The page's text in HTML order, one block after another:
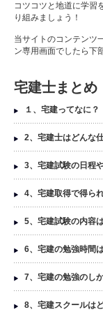
コツコツと地道に学習
り組みましょう！
当サイトのコンテンツ
ン専用画面でしたら下
宅建士まとめ
１、宅建ってなに？
2、宅建士はどんな
3、宅建試験の日程
4、宅建取得で得ら
5、宅建試験の内容
6、宅建の勉強時間
7、宅建の勉強のし
8、宅建スクールは